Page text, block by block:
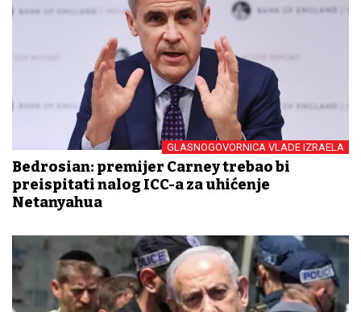
GLASNOGOVORNICA VLADE IZRAELA
Bedrosian: premijer Carney trebao bi
preispitati nalog ICC-a za uhićenje
Netanyahua